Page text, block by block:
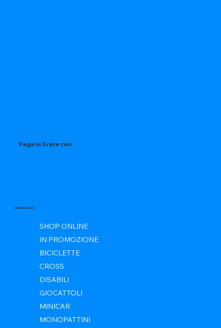
Paga in 3 rate con
CATALOGO
SHOP ONLINE
IN PROMOZIONE
BICICLETTE
CROSS
DISABILI
GIOCATTOLI
MINICAR
MONOPATTINI